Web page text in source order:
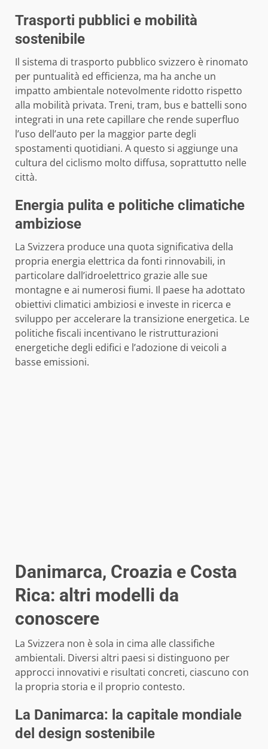
Trasporti pubblici e mobilità
sostenibile
Il sistema di trasporto pubblico svizzero è rinomato
per puntualità ed efficienza, ma ha anche un
impatto ambientale notevolmente ridotto rispetto
alla mobilità privata. Treni, tram, bus e battelli sono
integrati in una rete capillare che rende superfluo
l’uso dell’auto per la maggior parte degli
spostamenti quotidiani. A questo si aggiunge una
cultura del ciclismo molto diffusa, soprattutto nelle
città.
Energia pulita e politiche climatiche
ambiziose
La Svizzera produce una quota significativa della
propria energia elettrica da fonti rinnovabili, in
particolare dall’idroelettrico grazie alle sue
montagne e ai numerosi fiumi. Il paese ha adottato
obiettivi climatici ambiziosi e investe in ricerca e
sviluppo per accelerare la transizione energetica. Le
politiche fiscali incentivano le ristrutturazioni
energetiche degli edifici e l’adozione di veicoli a
basse emissioni.
Danimarca, Croazia e Costa
Rica: altri modelli da
conoscere
La Svizzera non è sola in cima alle classifiche
ambientali. Diversi altri paesi si distinguono per
approcci innovativi e risultati concreti, ciascuno con
la propria storia e il proprio contesto.
La Danimarca: la capitale mondiale
del design sostenibile